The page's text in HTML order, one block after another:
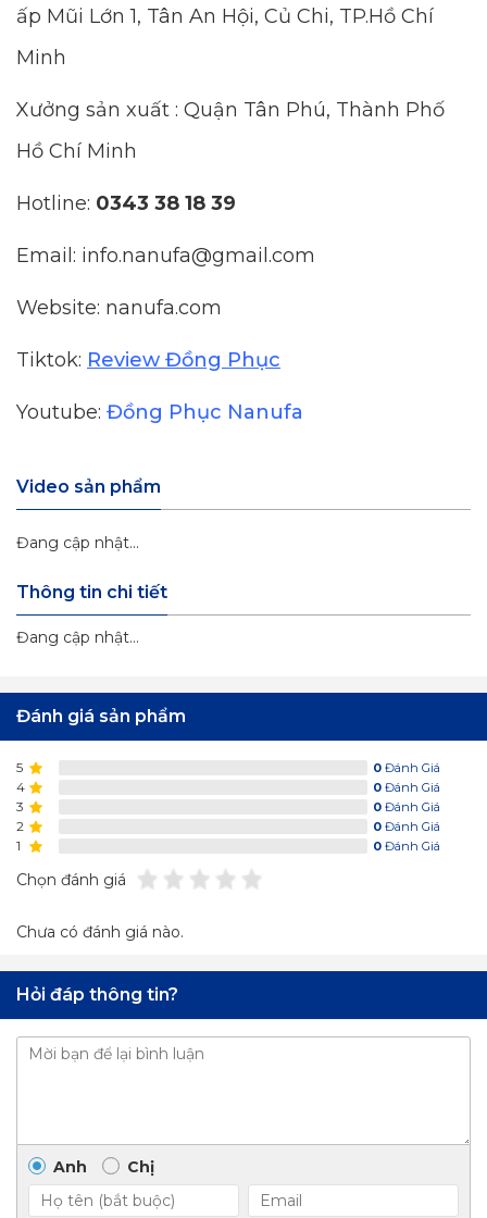
ấp Mũi Lớn 1, Tân An Hội, Củ Chi, TP.Hồ Chí
Minh
Xưởng sản xuất : Quận Tân Phú, Thành Phố
Hồ Chí Minh
Hotline: 0343 38 18 39
Email: info.nanufa@gmail.com
Website: nanufa.com
Tiktok: Review Đồng Phục
Youtube: Đồng Phục Nanufa
Video sản phẩm
Đang cập nhật...
Thông tin chi tiết
Đang cập nhật...
Đánh giá sản phẩm
5 0 Đánh Giá
4 0 Đánh Giá
3 0 Đánh Giá
2 0 Đánh Giá
1 0 Đánh Giá
Chọn đánh giá
Chưa có đánh giá nào.
Hỏi đáp thông tin?
Anh Chị